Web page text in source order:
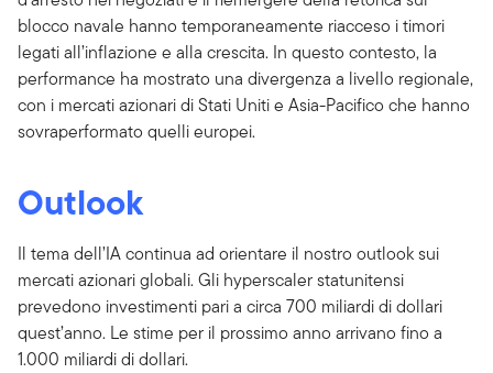
blocco navale hanno temporaneamente riacceso i timori
legati all’inflazione e alla crescita. In questo contesto, la
performance ha mostrato una divergenza a livello regionale,
con i mercati azionari di Stati Uniti e Asia-Pacifico che hanno
sovraperformato quelli europei.
Outlook
Il tema dell’IA continua ad orientare il nostro outlook sui
mercati azionari globali. Gli hyperscaler statunitensi
prevedono investimenti pari a circa 700 miliardi di dollari
quest’anno. Le stime per il prossimo anno arrivano fino a
1.000 miliardi di dollari.